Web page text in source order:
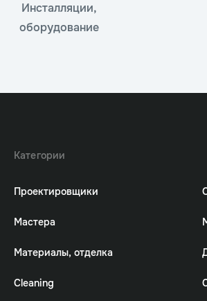
Инсталляции,
оборудование
Категории
Проектировщики
Мастера
Материалы, отделка
Cleaning